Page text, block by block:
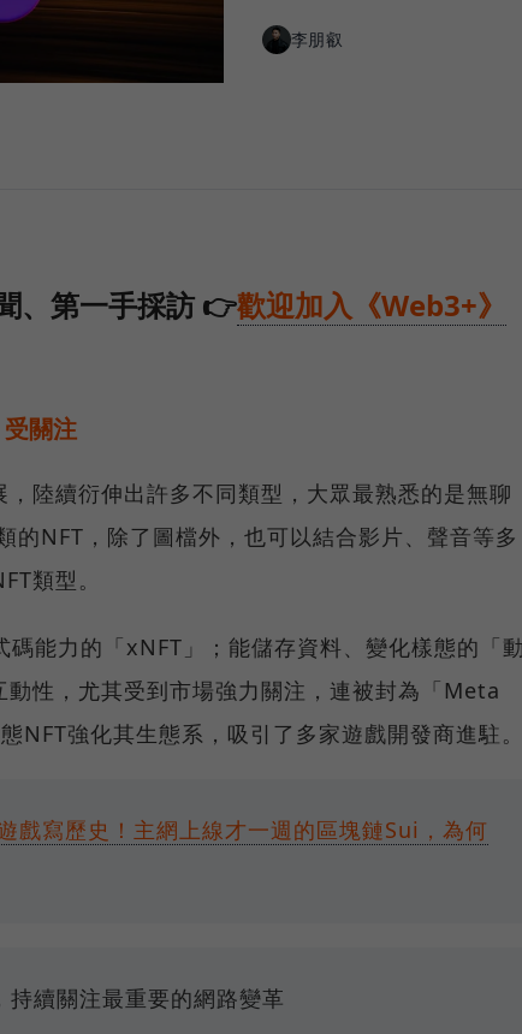
李朋叡
、第一手採訪 👉歡迎加入《Web3+》
關注
陸續衍伸出許多不同類型，大眾最熟悉的是無聊
NFT，除了圖檔外，也可以結合影片、聲音等多
類型。
能力的「xNFT」；能儲存資料、變化樣態的「
性，尤其受到市場強力關注，連被封為「Meta
NFT強化其生態系，吸引了多家遊戲開發商進駐
戲寫歷史！主網上線才一週的區塊鏈Sui，為何
續關注最重要的網路變革